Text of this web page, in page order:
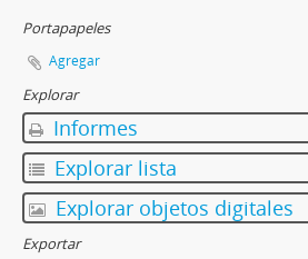
Portapapeles
Agregar
Explorar
Informes
Explorar lista
Explorar objetos digitales
Exportar